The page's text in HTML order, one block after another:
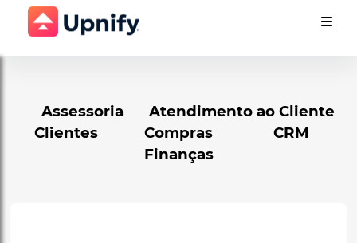
Assessoria
Atendimento ao Cliente
Clientes
Compras
CRM
Finanças